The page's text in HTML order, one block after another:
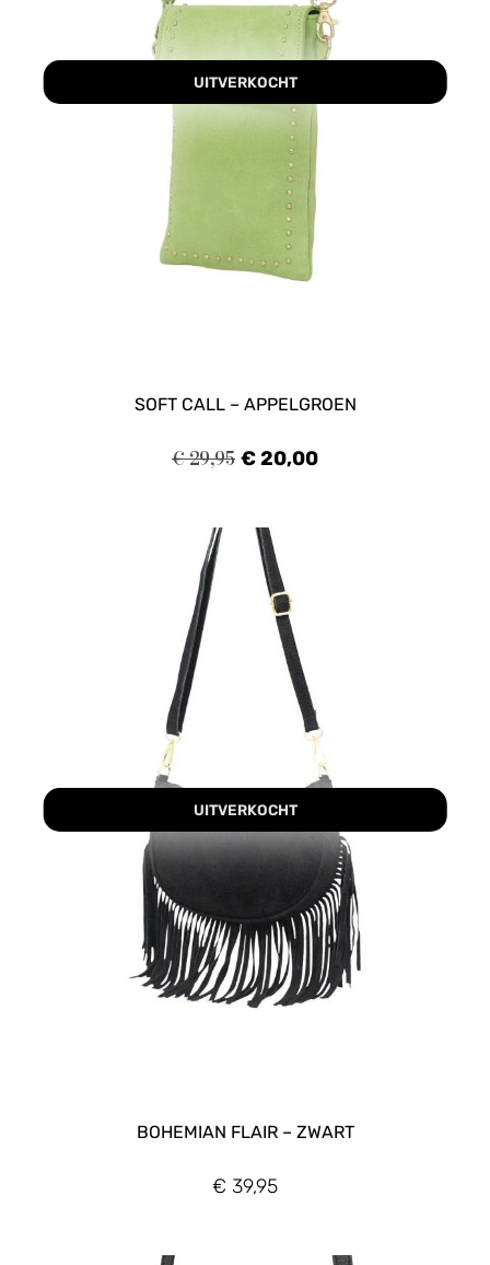
UITVERKOCHT
SOFT CALL – APPELGROEN
€29,95 €20,00
UITVERKOCHT
BOHEMIAN FLAIR – ZWART
€ 39,95